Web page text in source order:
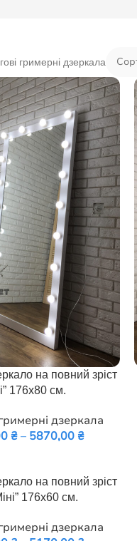
гримерні дзеркала
на повний зріст
176х80 см.
дзеркала
₴– 5870,00 ₴
на повний зріст
176х60 см.
дзеркала